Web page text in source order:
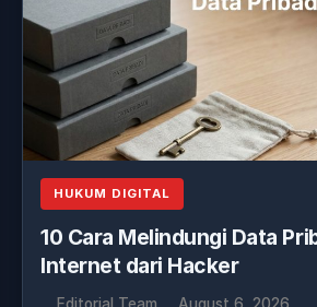
HUKUM DIGITAL
10 Cara Melindungi Data
Internet dari Hacker